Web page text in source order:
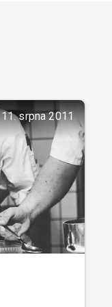
11. srpna 2011